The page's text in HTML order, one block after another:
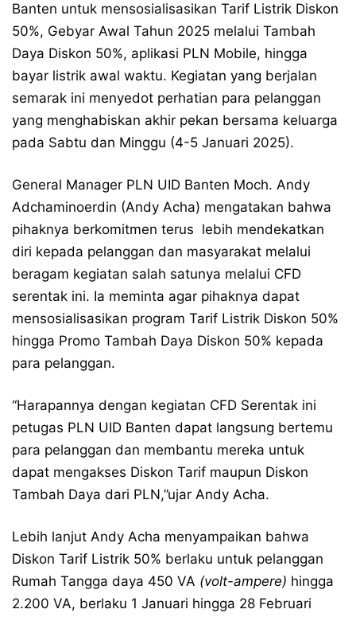
Banten untuk mensosialisasikan Tarif Listrik Diskon
50%, Gebyar Awal Tahun 2025 melalui Tambah
Daya Diskon 50%, aplikasi PLN Mobile, hingga
bayar listrik awal waktu. Kegiatan yang berjalan
semarak ini menyedot perhatian para pelanggan
yang menghabiskan akhir pekan bersama keluarga
pada Sabtu dan Minggu (4-5 Januari 2025).
General Manager PLN UID Banten Moch. Andy
Adchaminoerdin (Andy Acha) mengatakan bahwa
pihaknya berkomitmen terus lebih mendekatkan
diri kepada pelanggan dan masyarakat melalui
beragam kegiatan salah satunya melalui CFD
serentak ini. Ia meminta agar pihaknya dapat
mensosialisasikan program Tarif Listrik Diskon 50%
hingga Promo Tambah Daya Diskon 50% kepada
para pelanggan.
“Harapannya dengan kegiatan CFD Serentak ini
petugas PLN UID Banten dapat langsung bertemu
para pelanggan dan membantu mereka untuk
dapat mengakses Diskon Tarif maupun Diskon
Tambah Daya dari PLN,”ujar Andy Acha.
Lebih lanjut Andy Acha menyampaikan bahwa
Diskon Tarif Listrik 50% berlaku untuk pelanggan
Rumah Tangga daya 450 VA (volt-ampere) hingga
2.200 VA, berlaku 1 Januari hingga 28 Februari